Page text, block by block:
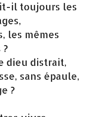
il toujours les
les mêmes
dieu distrait,
sans épaule,
?